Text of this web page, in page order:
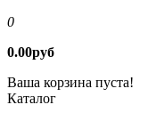
0
0.00руб
Ваша корзина пуста!
Каталог